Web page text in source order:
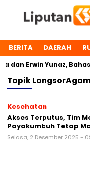
BERITA DAERAH
Erwin Yunaz, Bahas
TopikLongsorAgam
Kesehatan
Akses Terputus, Tim
Payakumbuh Tetap
Selasa, 2 Desember 2025 -